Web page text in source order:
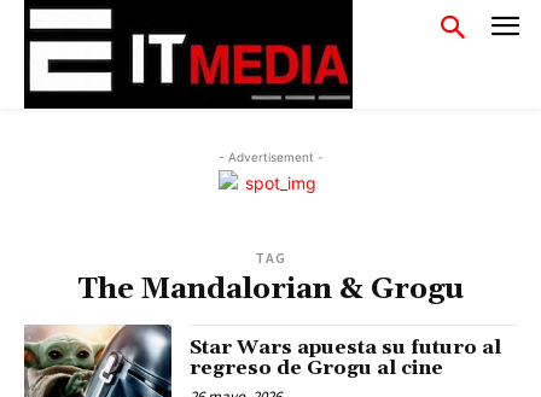
- Advertisement -
TAG
The Mandalorian & Grogu
Star Wars apuesta su futuro al
regreso de Grogu al cine